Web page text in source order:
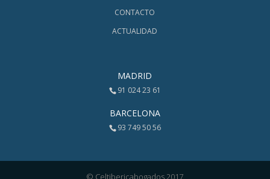
CONTACTO
ACTUALIDAD
MADRID
91 024 23 61
BARCELONA
93 749 50 56
© Celtibericabogados 2017